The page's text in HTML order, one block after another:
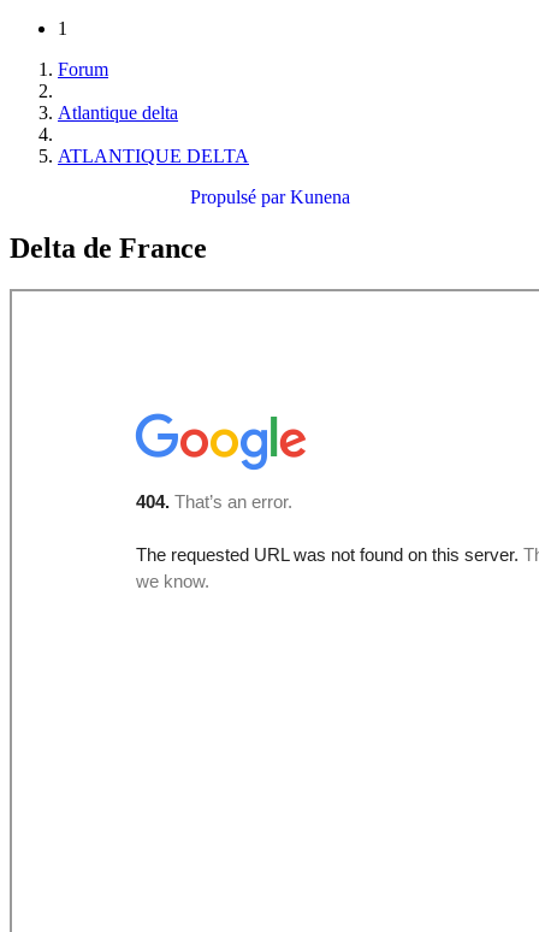
1
Forum
Atlantique delta
ATLANTIQUE DELTA
Propulsé parKunena
Delta de France